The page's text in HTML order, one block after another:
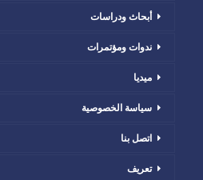
أبحاث ودراسات
ندوات ومؤتمرات
ميديا
سياسة الخصوصية
اتصل بنا
تعريف